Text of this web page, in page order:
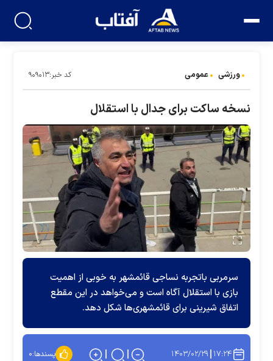
ورزشی عمومی کد خبر:۹۰۹۰۱۳
نسخه ساکت برای جدال با استقلال
سرمربی باتجربه نساجی قائمشهر به خوبی از اهمیت
بازی با استقلال آگاه است و می‌خواهد در این مقطع
اتفاق شیرینی برای قائمشهری‌ها شکل دهد.
۱۷:۲۴ ۱۴۰۳/۰۲/۲۹ پسندها:۰